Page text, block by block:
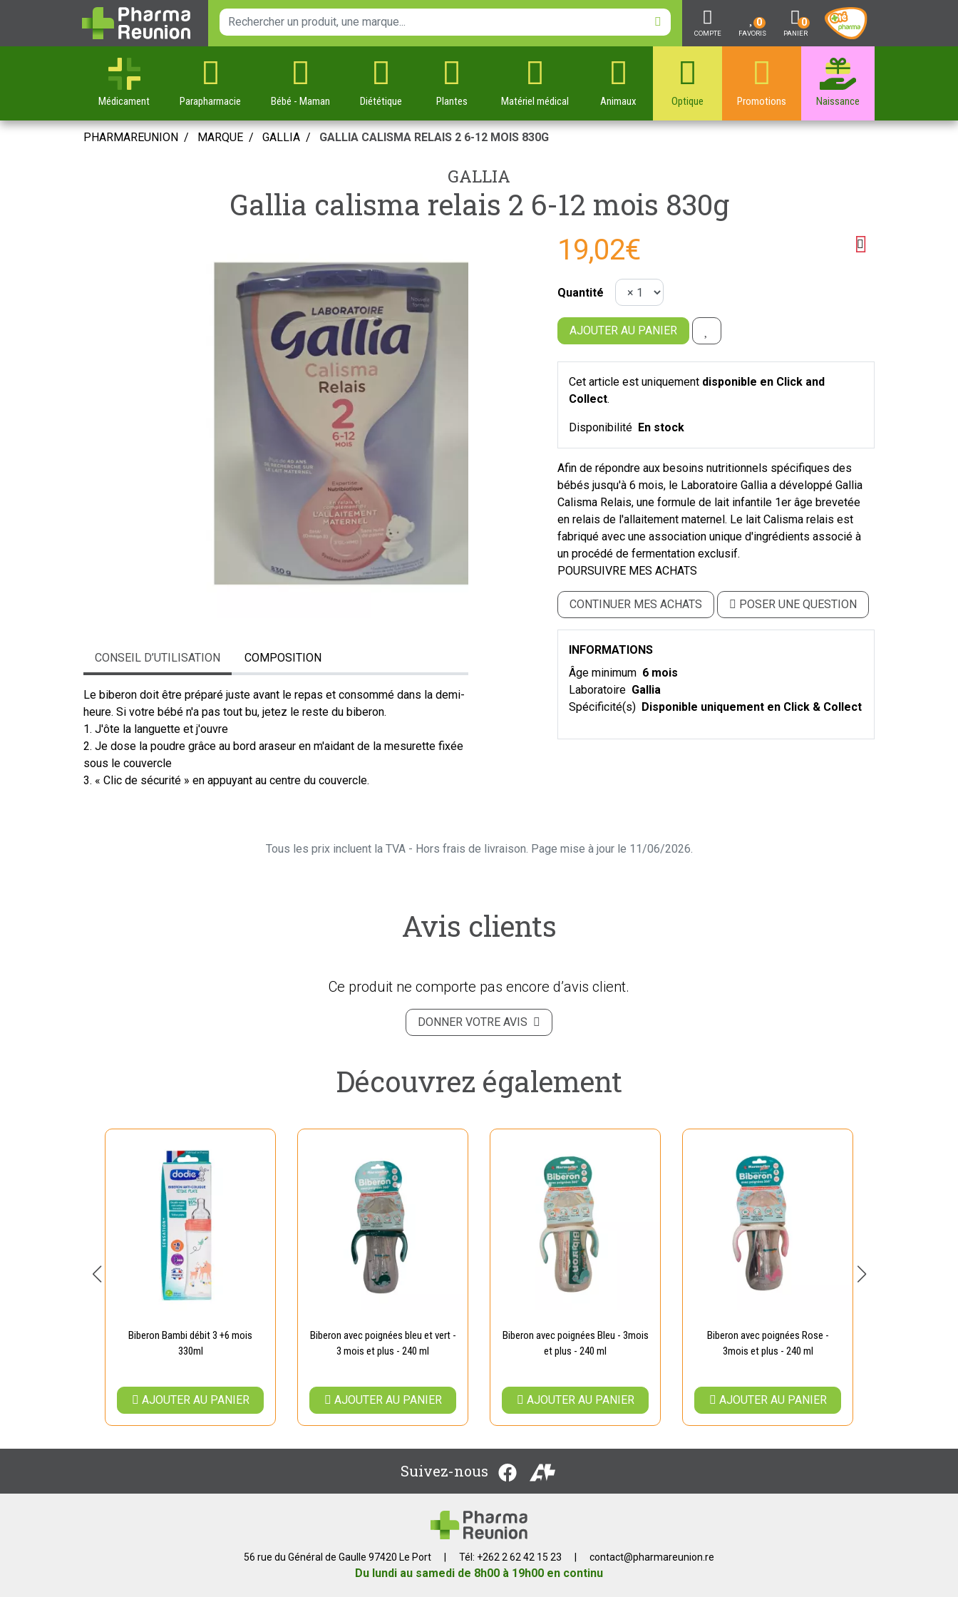
COMPTE FAVORIS
0
PANIER
0
Médicament Parapharmacie Bébé - Maman Diététique Plantes Matériel médical Animaux Optique Promotions Naissance
PHARMAREUNION MARQUE GALLIA GALLIA CALISMA RELAIS 2 6-12 MOIS 830G
GALLIA
Gallia calisma relais 2 6-12 mois 830g
19,02€
Quantité
AJOUTER AU PANIER
Cet article est uniquement disponible en Click and
Collect.
Disponibilité En stock
Afin de répondre aux besoins nutritionnels spécifiques des
bébés jusqu'à 6 mois, le Laboratoire Gallia a développé Gallia
Calisma Relais, une formule de lait infantile 1er âge brevetée
en relais de l'allaitement maternel. Le lait Calisma relais est
fabriqué avec une association unique d'ingrédients associé à
un procédé de fermentation exclusif.
POURSUIVRE MES ACHATS
CONTINUER MES ACHATS POSER UNE QUESTION
CONSEIL D’UTILISATION COMPOSITION
Le biberon doit être préparé juste avant le repas et consommé dans la demi-
heure. Si votre bébé n'a pas tout bu, jetez le reste du biberon.
1. J'ôte la languette et j'ouvre
2. Je dose la poudre grâce au bord araseur en m'aidant de la mesurette fixée
sous le couvercle
3. « Clic de sécurité » en appuyant au centre du couvercle.
INFORMATIONS
Âge minimum 6 mois
Laboratoire Gallia
Spécificité(s) Disponible uniquement en Click & Collect
Tous les prix incluent la TVA - Hors frais de livraison. Page mise à jour le 11/06/2026.
Avis clients
Ce produit ne comporte pas encore d’avis client.
DONNER VOTRE AVIS
Découvrez également
Biberon Bambi débit 3 +6 mois
330ml
AJOUTER AU PANIER
Biberon avec poignées bleu et vert -
3 mois et plus - 240 ml
AJOUTER AU PANIER
Biberon avec poignées Bleu - 3mois
et plus - 240 ml
AJOUTER AU PANIER
Biberon avec poignées Rose -
3mois et plus - 240 ml
AJOUTER AU PANIER
Suivez-nous
56 rue du Général de Gaulle 97420 Le Port Tél: +262 2 62 42 15 23 contact@pharmareunion.re
Du lundi au samedi de 8h00 à 19h00 en continu